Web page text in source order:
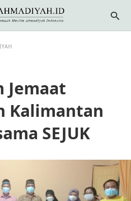
Jemaat
Kalimantan
SEJUK